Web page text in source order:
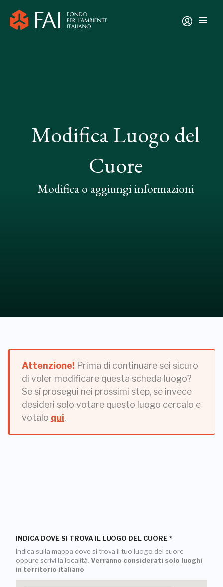
Modifica Luogo del
Cuore
Modifica o aggiungi informazioni
Attenzione! Prima di continuare sei sicuro
di voler modificare questa scheda luogo?
Se sì prosegui nei prossimi step, se invece
desideri solo votare questo luogo cercalo e
votalo qui.
INDICA DOVE SI TROVA IL LUOGO DEL CUORE *
Indica sulla mappa dove si trova il tuo luogo del cuore
oppure scrivi la località. Verranno considerati solo luoghi
in territorio italiano